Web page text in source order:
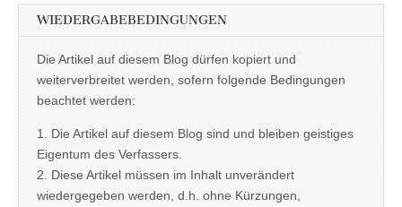
WIEDERGABEBEDINGUNGEN
Die Artikel auf diesem Blog dürfen kopiert und
weiterverbreitet werden, sofern folgende Bedingungen
beachtet werden:
1. Die Artikel auf diesem Blog sind und bleiben geistiges
Eigentum des Verfassers.
2. Diese Artikel müssen im Inhalt unverändert
wiedergegeben werden, d.h. ohne Kürzungen,